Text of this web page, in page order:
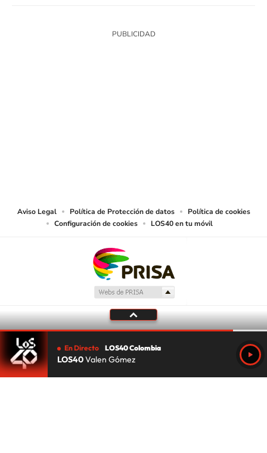
Aviso Legal Política de Protección de datos
Política de cookies
Configuración de cookies
LOS40 en tu móvil
En Directo LOS40 Colombia
LOS40Valen Gómez